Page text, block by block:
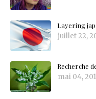
Layering
juillet 22,
Recherche
mai 04,